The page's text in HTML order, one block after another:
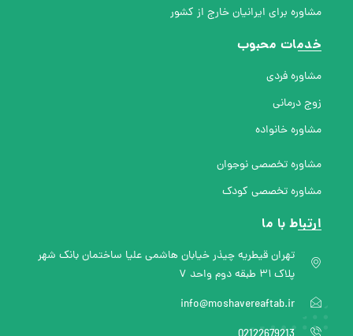
مشاوره برای ایرانیان خارج از کشور
خدمات محبوب
مشاوره فردی
زوج درمانی
مشاوره خانواده
مشاوره تخصصی نوجوان
مشاوره تخصصی کودک
ارتباط با ما
تهران قیطریه چیذر خیابان هاشمی علیا ساختمان بانک شهر
پلاک ۳۱ طبقه دوم واحد ۷
info@moshavereaftab.ir